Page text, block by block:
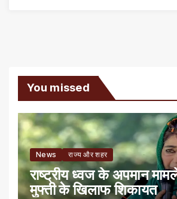
You missed
News राज्य और शहर
राष्ट्रीय ध्वज के अपमान
मुफ्ती के खिलाफ शिकायत